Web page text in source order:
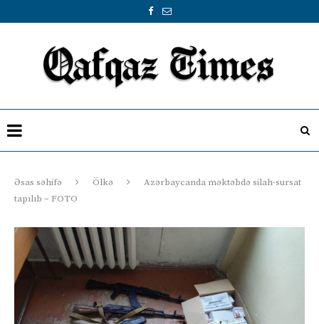
Əsas səhifə Ölkə
Azərbaycanda məktəbdə silah-sursat
tapılıb – FOTO